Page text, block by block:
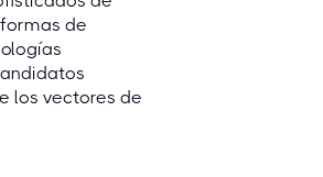
de
los vectores de